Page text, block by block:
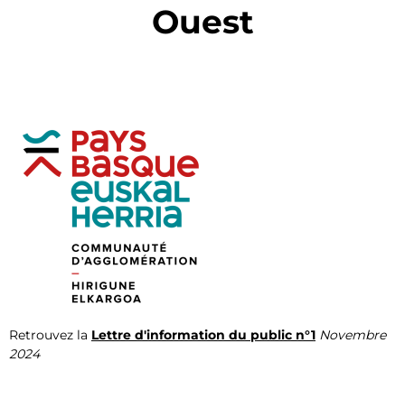
Ouest
Retrouvez la Lettre d'information du public n°1 Novembre
2024